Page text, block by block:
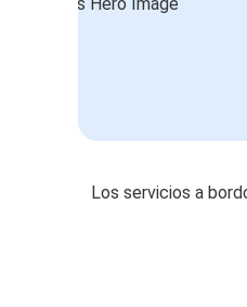
Los servicios a